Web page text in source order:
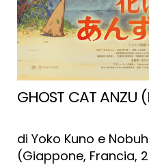
GHOST CAT ANZU
di Yoko Kuno e
(Giappone, Francia,